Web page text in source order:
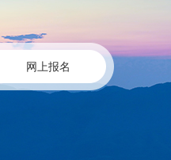
网上报名